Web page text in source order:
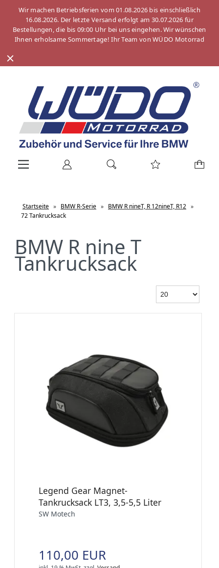
Wir machen Betriebsferien vom 01.08.2026 bis einschließlich
16.08.2026. Der letzte Versand erfolgt am 30.07.2026 für
Bestellungen, die bis 09:00 Uhr bei uns eingehen. Wir wünschen
Ihnen erholsame Sommertage! Ihr Team von WÜDO Motorrad
Startseite » BMW R-Serie » BMW R nineT, R 12nineT, R12 »
72 Tankrucksack
BMW R nine T
Tankrucksack
Legend Gear Magnet-
Tankrucksack LT3, 3,5-5,5 Liter
SW Motech
110,00 EUR